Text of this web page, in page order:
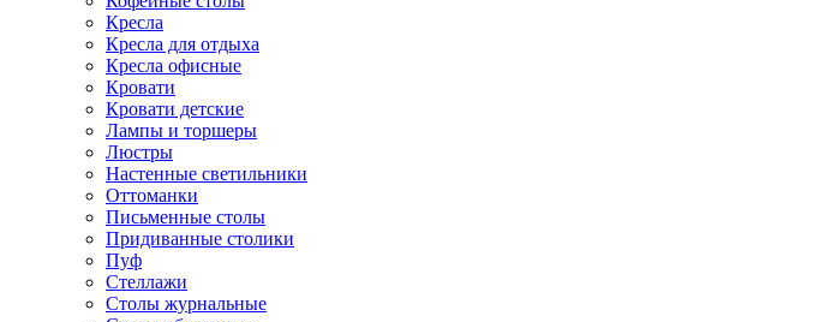
Кресла
Кресла для отдыха
Кресла офисные
Кровати
Кровати детские
Лампы и торшеры
Люстры
Настенные светильники
Оттоманки
Письменные столы
Придиванные столики
Пуф
Стеллажи
Столы журнальные